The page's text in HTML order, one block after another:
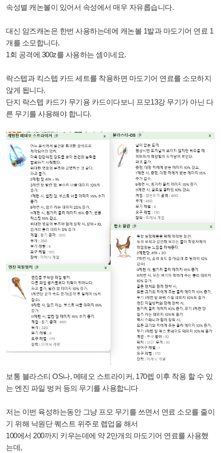
속성별 캐논볼이 있어서 속성에서 매우 자유롭습니다.
대신 암즈캐논은 한번 사용하는데에 캐논볼 1발과 마도기어 연료 1
개를 소모합니다.
1회 공격에 300z를 사용하는 셈이네요.
락스텝과 킥스텝 카드 세트를 착용하면 마도기어 연료를 소모하지
않게 됩니다.
단지 락스텝 카드가 무기용 카드이다보니 프모13강 무기가 아닌 다
른 무기를 사용해야 합니다.
보통 블라스티 OS나, 메테오 스트라이커, 170렙 이후 착용 할 수 있
는 엔진 파일 벙커 등의 무기를 사용합니다
저는 이번 육성하는동안 그냥 프모 무기를 쓰면서 연료 소모를 줄이
기 위해 낙원단 퀘스트 위주로 렙업을 해서
100에서 200까지 키우는데에 약 2만개의 마도기어 연료를 사용했
는데,